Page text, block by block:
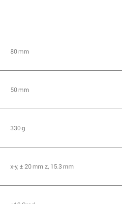
80 mm
50 mm
330 g
x-y, ± 20 mm z, 15.3 mm